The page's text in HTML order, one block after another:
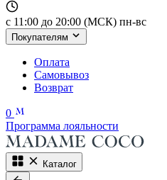
с 11:00 до 20:00 (МСК) пн-вс
Покупателям
Оплата
Самовывоз
Возврат
0
Программа лояльности
Каталог